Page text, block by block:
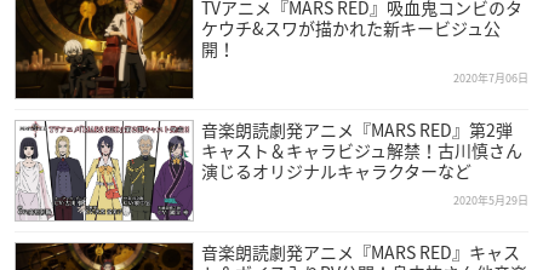
TVアニメ『MARS RED』吸血鬼コンビのタ
ケウチ&スワが描かれた新キービジュ公
開！
2020年7月06日
音楽朗読劇発アニメ『MARS RED』第2弾
キャスト＆キャラビジュ解禁！古川慎さん
演じるオリジナルキャラクターなど
2020年5月29日
音楽朗読劇発アニメ『MARS RED』キャス